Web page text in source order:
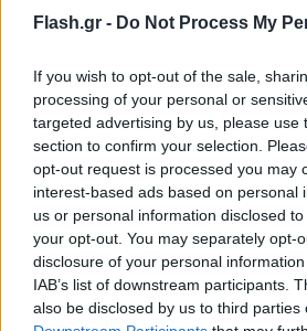
Flash.gr - Do Not Process My
If you wish to opt-out of the sale,
processing of your personal or
targeted advertising by us, please use
section to confirm your selection.
opt-out request is processed you may
interest-based ads based on personal
us or personal information disclosed
your opt-out. You may separately opt-
disclosure of your personal
IAB’s list of downstream participants.
also be disclosed by us to third parties